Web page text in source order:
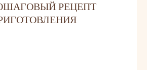
РЕЦЕПТ